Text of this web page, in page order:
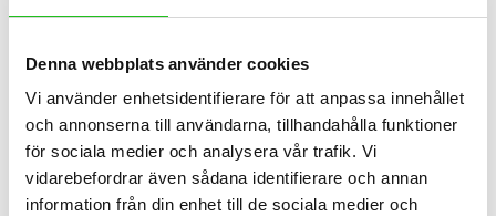
Denna webbplats använder cookies
Vi använder enhetsidentifierare för att anpassa innehållet
och annonserna till användarna, tillhandahålla funktioner
för sociala medier och analysera vår trafik. Vi
vidarebefordrar även sådana identifierare och annan
information från din enhet till de sociala medier och
249,00kr